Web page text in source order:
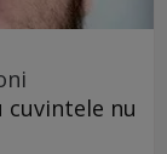
cuvintele nu